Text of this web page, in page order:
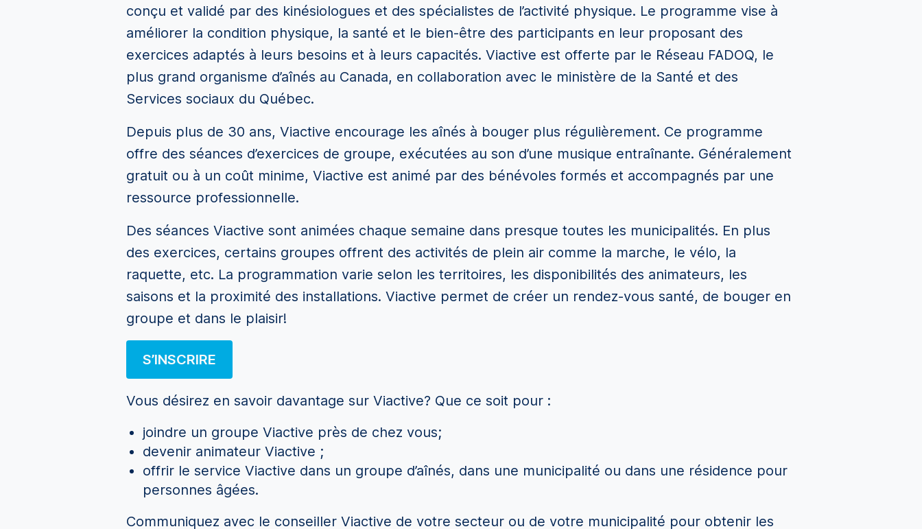
conçu et validé par des kinésiologues et des spécialistes de l’activité physique. Le programme vise à
améliorer la condition physique, la santé et le bien-être des participants en leur proposant des
exercices adaptés à leurs besoins et à leurs capacités. Viactive est offerte par le Réseau FADOQ, le
plus grand organisme d’aînés au Canada, en collaboration avec le ministère de la Santé et des
Services sociaux du Québec.
Depuis plus de 30 ans, Viactive encourage les aînés à bouger plus régulièrement. Ce programme
offre des séances d’exercices de groupe, exécutées au son d’une musique entraînante. Généralement
gratuit ou à un coût minime, Viactive est animé par des bénévoles formés et accompagnés par une
ressource professionnelle.
Des séances Viactive sont animées chaque semaine dans presque toutes les municipalités. En plus
des exercices, certains groupes offrent des activités de plein air comme la marche, le vélo, la
raquette, etc. La programmation varie selon les territoires, les disponibilités des animateurs, les
saisons et la proximité des installations. Viactive permet de créer un rendez-vous santé, de bouger en
groupe et dans le plaisir!
S’INSCRIRE
Vous désirez en savoir davantage sur Viactive? Que ce soit pour :
joindre un groupe Viactive près de chez vous;
devenir animateur Viactive ;
offrir le service Viactive dans un groupe d’aînés, dans une municipalité ou dans une résidence pour
personnes âgées.
Communiquez avec le conseiller Viactive de votre secteur ou de votre municipalité pour obtenir les